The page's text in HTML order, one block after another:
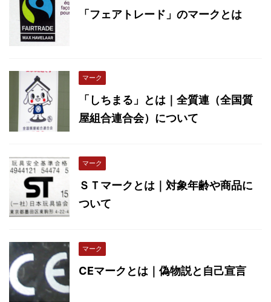
「フェアトレード」のマークとは
マーク
「しちまる」とは｜全質連（全国質
屋組合連合会）について
マーク
ＳＴマークとは｜対象年齢や商品に
ついて
マーク
CEマークとは｜偽物説と自己宣言